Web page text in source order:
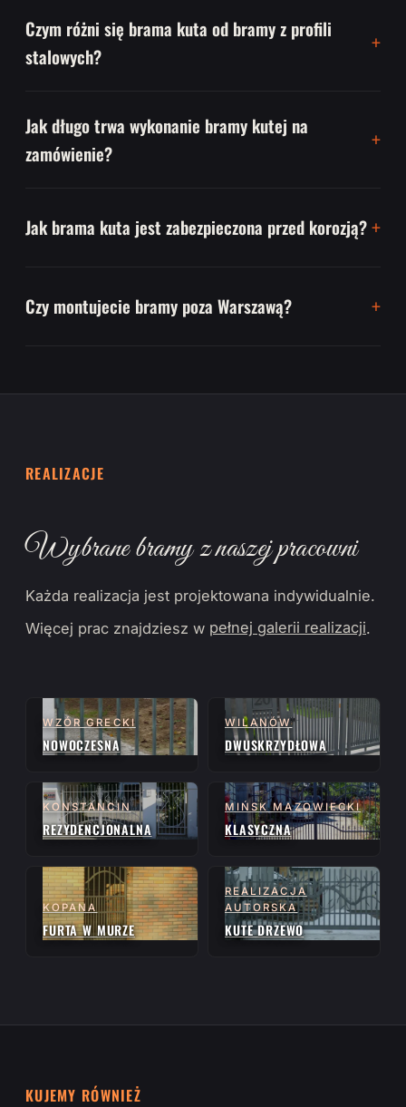
Czym różni się brama kuta od bramy z profili
stalowych?
Jak długo trwa wykonanie bramy kutej na
zamówienie?
Jak brama kuta jest zabezpieczona przed korozją?
Czy montujecie bramy poza Warszawą?
REALIZACJE
Wybrane bramy z naszej pracowni
Każda realizacja jest projektowana indywidualnie.
Więcej prac znajdziesz w pełnej galerii realizacji.
WZÓR GRECKI
NOWOCZESNA
WILANÓW
DWUSKRZYDŁOWA
KONSTANCIN
REZYDENCJONALNA
MIŃSK MAZOWIECKI
KLASYCZNA
KOPANA
FURTA W MURZE
REALIZACJA
AUTORSKA
KUTE DRZEWO
KUJEMY RÓWNIEŻ